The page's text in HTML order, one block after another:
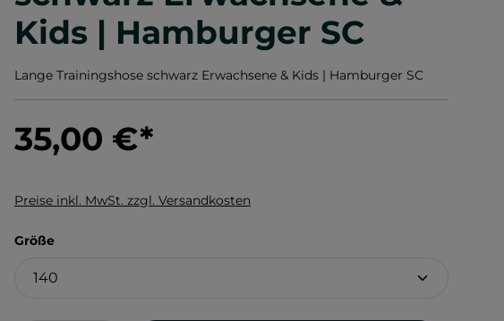
Kids | Hamburger SC
Lange Trainingshose schwarz Erwachsene & Kids | Hamburger SC
35,00 €*
Preise inkl. MwSt. zzgl. Versandkosten
Größeauswählen